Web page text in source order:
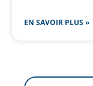
EN SAVOIR PLUS »